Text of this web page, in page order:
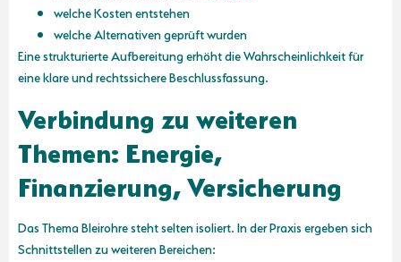
welche Kosten entstehen
welche Alternativen geprüft wurden
Eine strukturierte Aufbereitung erhöht die Wahrscheinlichkeit für
eine klare und rechtssichere Beschlussfassung.
Verbindung zu weiteren
Themen: Energie,
Finanzierung, Versicherung
Das Thema Bleirohre steht selten isoliert. In der Praxis ergeben sich
Schnittstellen zu weiteren Bereichen: